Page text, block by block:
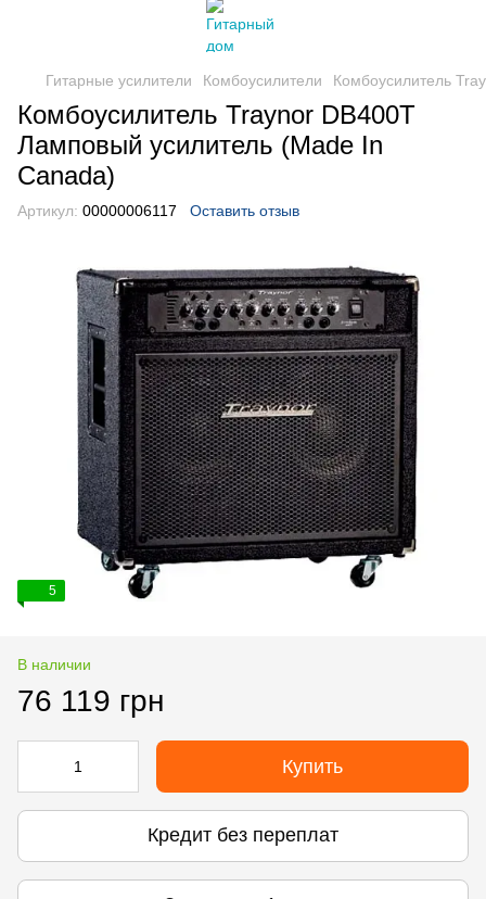
Гитарные усилители Комбоусилители Комбоусилитель
Комбоусилитель Traynor DB400T
Ламповый усилитель (Made In
Canada)
Артикул: 00000006117 Оставить отзыв
5
В наличии
76 119 грн
Купить
Кредит без переплат